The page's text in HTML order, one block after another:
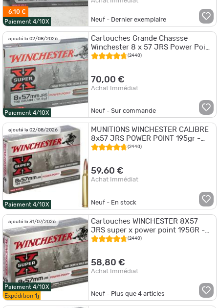
-6,10 €
Paiement 4/10X
Neuf - Dernier exemplaire
ajouté le 02/08/2026
Paiement 4/10X
Cartouches Grande Chassse
Winchester 8 x 57 JRS Power Point
8x57 JRS Power Point 195 gr
(2440)
70,00 €
Achat Immédiat
Neuf - Sur commande
ajouté le 02/08/2026
Paiement 4/10X
MUNITIONS WINCHESTER CALIBRE
8x57 JRS POWER POINT 195gr -
12.6g x20
(2440)
59,60 €
Achat Immédiat
Neuf - En stock
ajouté le 31/07/2026
Paiement 4/10X
Expédition 1j
Cartouches WINCHESTER 8X57
JRS super x power point 195GR -
Boite de 20 unités
(2440)
58,80 €
Achat Immédiat
Neuf - Plus que4 articles